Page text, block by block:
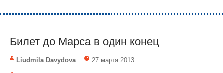
Билет до Марса в один конец
Liudmila Davydova 27 марта 2013